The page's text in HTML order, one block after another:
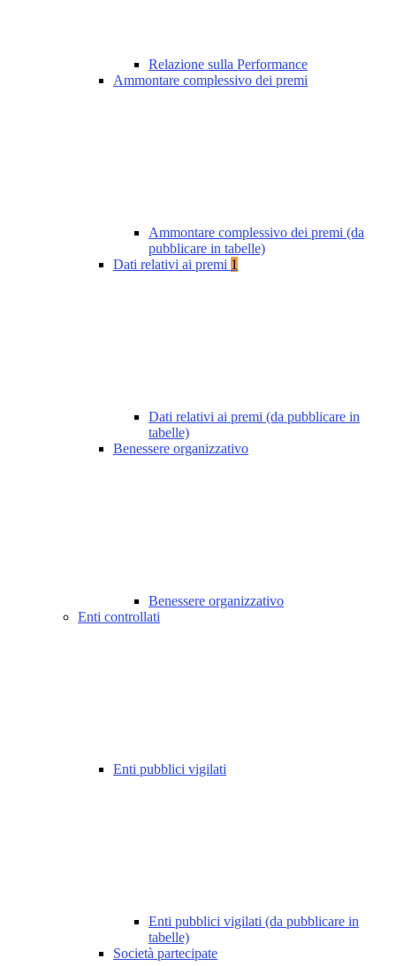
Relazione sulla Performance
Ammontare complessivo dei premi
Ammontare complessivo dei premi (da
pubblicare in tabelle)
Dati relativi ai premi 1
Dati relativi ai premi (da pubblicare in
tabelle)
Benessere organizzativo
Benessere organizzativo
Enti controllati
Enti pubblici vigilati
Enti pubblici vigilati (da pubblicare in
tabelle)
Società partecipate